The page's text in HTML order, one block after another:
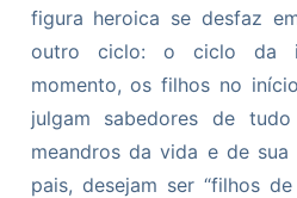
figura heroica se desfaz
outro ciclo: o ciclo da
momento, os filhos no
julgam sabedores de
meandros da vida e de
pais, desejam ser “filhos